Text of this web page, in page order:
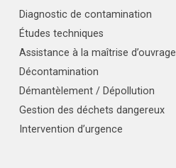
Diagnostic de contamination
Études techniques
Assistance à la maîtrise d’ouvrage
Décontamination
Démantèlement / Dépollution
Gestion des déchets dangereux
Intervention d’urgence